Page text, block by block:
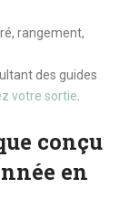
rangement,
des guides
votre sortie.
conçu
en